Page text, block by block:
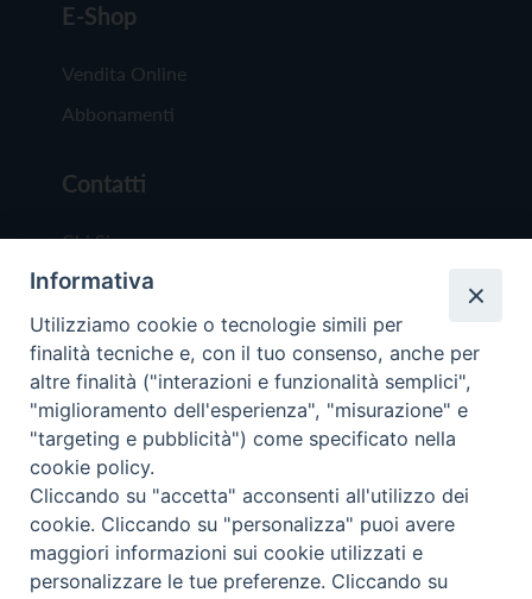
E-Shop
Vendita Online
Abbonamenti
Contatti
Chi Siamo
Redazione
Scrivici
Copyright © 2019 - Tutti i diritti riservati - Vita
Trentina Editrice
Privacy Policy
Informativa
Utilizziamo cookie o tecnologie simili per
finalità tecniche e, con il tuo consenso, anche per
altre finalità ("interazioni e funzionalità semplici",
"miglioramento dell'esperienza", "misurazione" e
"targeting e pubblicità") come specificato nella
cookie policy.
Cliccando su "accetta" acconsenti all'utilizzo dei
cookie. Cliccando su "personalizza" puoi avere
maggiori informazioni sui cookie utilizzati e
personalizzare le tue preferenze. Cliccando su